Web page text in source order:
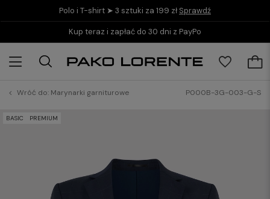
Polo i T-shirt ➤ 3 sztuki za 199 zł Sprawdź
Kup teraz i zapłać do 30 dni z PayPo
Wróć do: Marynarki garniturowe P000B-3G-003-G-S
BASIC PREMIUM